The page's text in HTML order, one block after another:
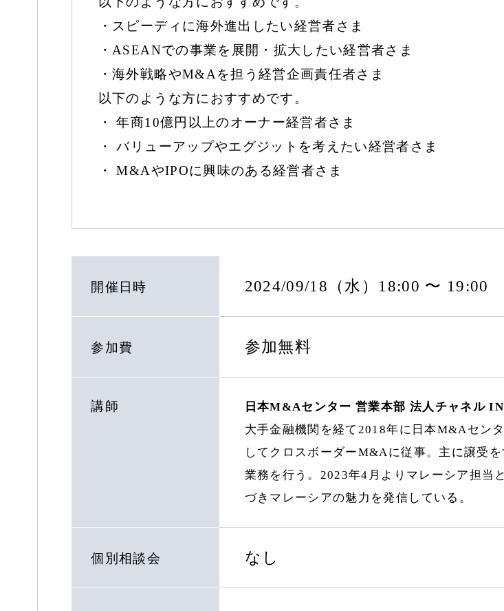
・スピーディに海外進出したい経営者さま
・ASEANでの事業を展開・拡大したい経営者さま
・海外戦略やM&Aを担う経営企画責任者さま
以下のような方におすすめです。
・ 年商10億円以上のオーナー経営者さま
・ バリューアップやエグジットを考えたい経営者さま
・ M&AやIPOに興味のある経営者さま
開催日時 2024/09/18（水）18:00 〜 19:00
参加費 参加無料
講師
日本M&Aセンター 営業本部 法人チャネル
大手金融機関を経て2018年に日本M&Aセン
してクロスボーダーM&Aに従事。主に譲受
業務を行う。2023年4月よりマレーシア担当
づきマレーシアの魅力を発信している。
個別相談会 なし